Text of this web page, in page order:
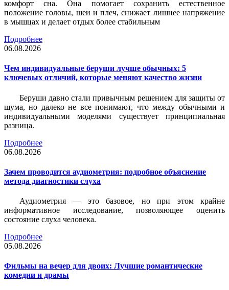
комфорт сна. Она помогает сохранить естественное
положение головы, шеи и плеч, снижает лишнее напряжение
в мышцах и делает отдых более стабильным
Подробнее
06.08.2026
Чем индивидуальные беруши лучше обычных: 5
ключевых отличий, которые меняют качество жизни
Беруши давно стали привычным решением для защиты от
шума, но далеко не все понимают, что между обычными и
индивидуальными моделями существует принципиальная
разница.
Подробнее
06.08.2026
Зачем проводится аудиометрия: подробное объяснение
метода диагностики слуха
Аудиометрия — это базовое, но при этом крайне
информативное исследование, позволяющее оценить
состояние слуха человека.
Подробнее
05.08.2026
Фильмы на вечер для двоих: Лучшие романтические
комедии и драмы